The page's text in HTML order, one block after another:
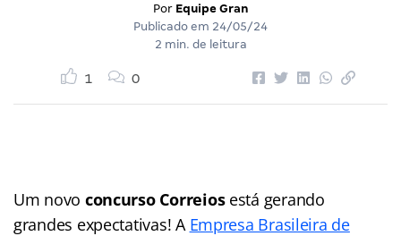
Por Equipe Gran
Publicado em 24/05/24
2 min. de leitura
1 0
Um novo concurso Correiosestá gerando
grandes expectativas! A Empresa Brasileira de